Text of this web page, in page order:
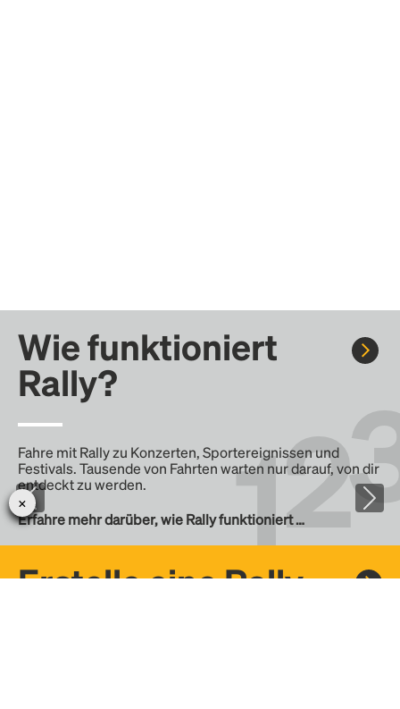
Wie funktioniert
Rally?
Fahre mit Rally zu Konzerten, Sportereignissen und
Festivals. Tausende von Fahrten warten nur darauf, von dir
entdeckt zu werden.
Erfahre mehr darüber, wie Rally funktioniert …
Erstelle eine Rally